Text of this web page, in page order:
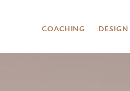
COACHING DESIGN